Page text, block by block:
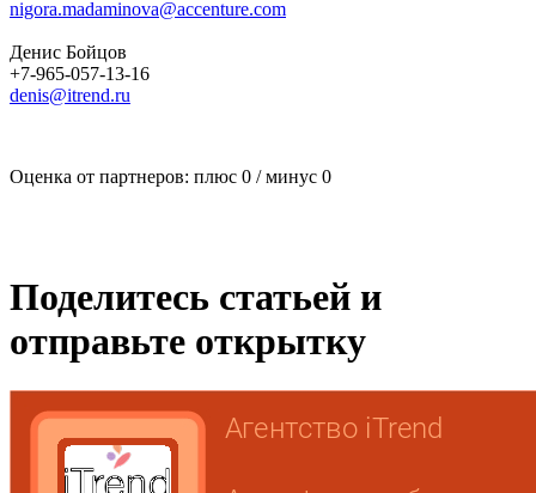
nigora.madaminova@accenture.com
Денис Бойцов
+7-965-057-13-16
denis@itrend.ru
Оценка от партнеров: плюс 0 / минус 0
Поделитесь статьей и
отправьте открытку